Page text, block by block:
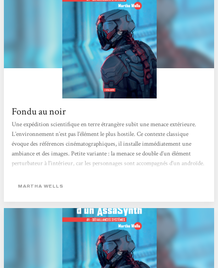
Fondu au noir
Une expédition scientifique en terre étrangère subit une menace extérieure.
L’environnement n’est pas l’élément le plus hostile. Ce contexte classique
évoque des références cinématographiques, il installe immédiatement une
ambiance et des images. Petite variante : la menace se double d’un élément
perturbateur à l’intérieur, car les personnages sont accompagnés d’un androïde.
ressent la douleur ou le froid. Cette SecUnit reprend...
MARTHA WELLS